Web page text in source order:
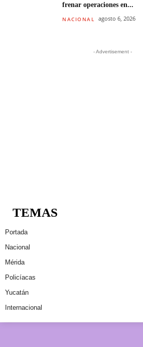
frenar operaciones en...
NACIONAL agosto 6, 2026
- Advertisement -
TEMAS
Portada
Nacional
Mérida
Policíacas
Yucatán
Internacional